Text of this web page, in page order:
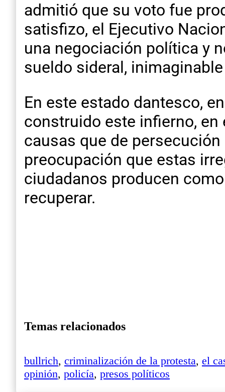
admitió que su voto fue
satisfizo, el Ejecutivo
una negociación política y
sueldo sideral,
En este estado dantesco,
construido este infierno,
causas que de
preocupación que estas
ciudadanos producen
recuperar.
Temas relacionados
bullrich, criminalización de la protesta, el
opinión, policía, presos políticos